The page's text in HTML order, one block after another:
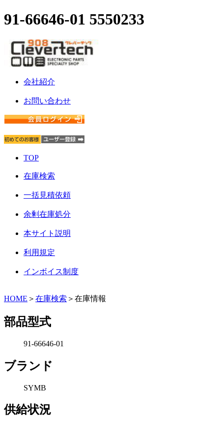
91-66646-01 5550233
会社紹介
お問い合わせ
TOP
在庫検索
一括見積依頼
余剰在庫処分
本サイト説明
利用規定
インボイス制度
HOME ＞ 在庫検索 ＞在庫情報
部品型式
91-66646-01
ブランド
SYMB
供給状況